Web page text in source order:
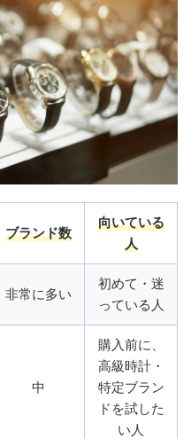
ブランド数
向いている
人
非常に多い
初めて・迷
っている人
中
購入前に、
高級時計・
特定ブラン
ドを試した
い人